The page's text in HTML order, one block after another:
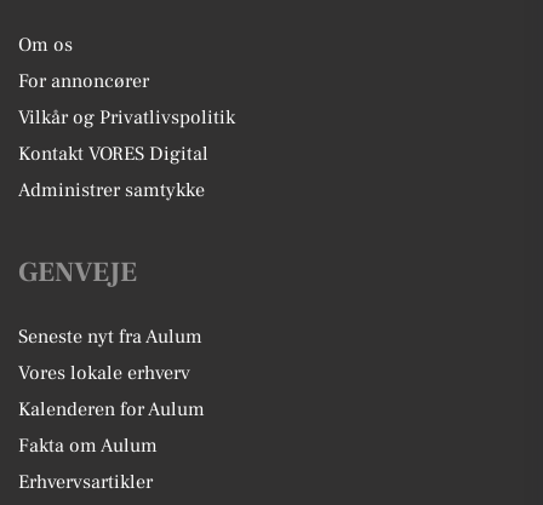
Om os
For annoncører
Vilkår og Privatlivspolitik
Kontakt VORES Digital
Administrer samtykke
GENVEJE
Seneste nyt fra Aulum
Vores lokale erhverv
Kalenderen for Aulum
Fakta om Aulum
Erhvervsartikler